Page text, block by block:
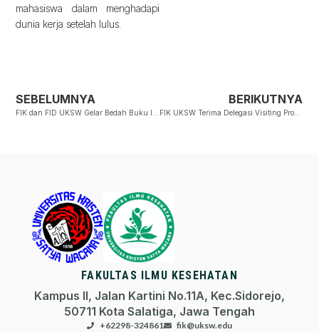
mahasiswa dalam menghadapi
dunia kerja setelah lulus.
SEBELUMNYA
FIK dan FID UKSW Gelar Bedah Buku IKN
BERIKUTNYA
FIK UKSW Terima Delegasi Visiting Professor dan Student Exchange dari Bukidnon State University
FAKULTAS ILMU KESEHATAN
Kampus II, Jalan Kartini No.11A, Kec.Sidorejo,
50711 Kota Salatiga, Jawa Tengah
+62298-324861 fik@uksw.edu